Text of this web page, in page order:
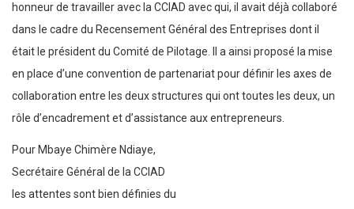
était le président du Comité de Pilotage. Il a ainsi proposé la mise
en place d’une convention de partenariat pour définir les axes de
collaboration entre les deux structures qui ont toutes les deux, un
rôle d’encadrement et d’assistance aux entrepreneurs.
Secrétaire Général de la CCIAD les attentes sont bien définies du
côté de la Chambre de Commerce. Il s’agit principalement d’un
plaidoyer pour le financement des jeunes qui seront formés dans
le cadre du programme DEFI-ARCHIPELAGO. « En ce qui nous